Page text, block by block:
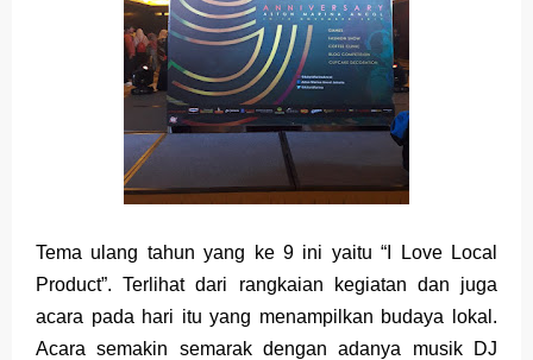
Performa Seimbang di Kelasnya
Merek Dagang dan Pertumbuhan Usaha
Merek Dagang dalam Strategi Bisnis
Merek Dagang dalam Perusahaan Besar
Dampak Merek Dagang pada Persaingan
Trademark as a Business Asset
Tema ulang tahun yang ke 9 ini yaitu “I Love Local
Product”. Terlihat dari rangkaian kegiatan dan juga
acara pada hari itu yang menampilkan budaya lokal.
Acara semakin semarak dengan adanya musik DJ